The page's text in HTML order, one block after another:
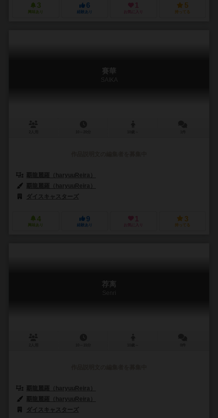
3
興味あり
6
経験あり
1
お気に入り
5
持ってる
賽華
SAIKA
覇龍麗羅（haryuuReira）
覇龍麗羅（haryuuReira）
ダイスキャスターズ
4
興味あり
9
経験あり
1
お気に入り
3
持ってる
荐离
Senri
覇龍麗羅（haryuuReira）
覇龍麗羅（haryuuReira）
ダイスキャスターズ